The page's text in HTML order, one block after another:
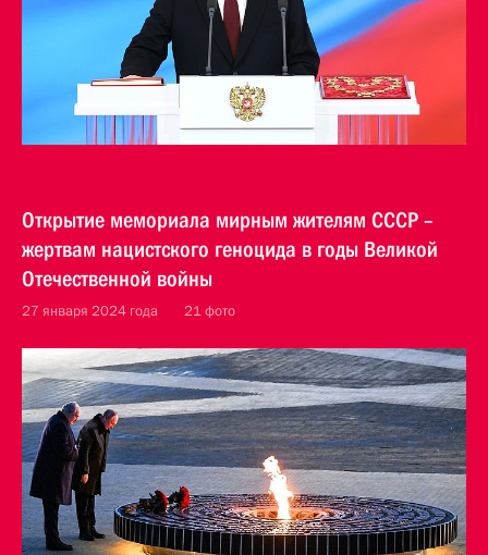
Открытие мемориала мирным жителям СССР –
жертвам нацистского геноцида в годы Великой
Отечественной войны
27 января 2024 года 21 фото